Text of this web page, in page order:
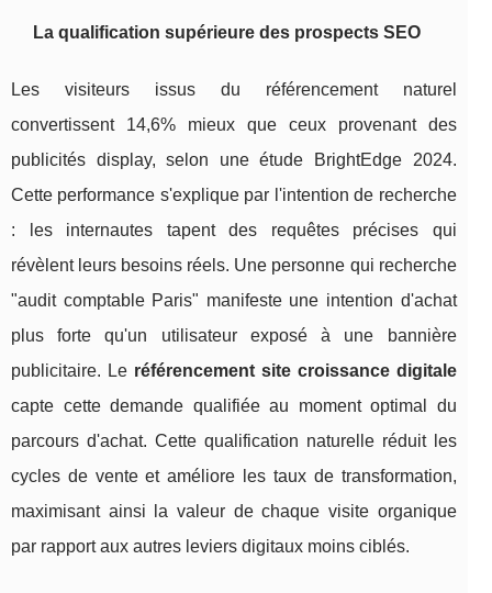
La qualification supérieure des prospects SEO
Les visiteurs issus du référencement naturel
convertissent 14,6% mieux que ceux provenant des
publicités display, selon une étude BrightEdge 2024.
Cette performance s'explique par l'intention de recherche
: les internautes tapent des requêtes précises qui
révèlent leurs besoins réels. Une personne qui recherche
"audit comptable Paris" manifeste une intention d'achat
plus forte qu'un utilisateur exposé à une bannière
publicitaire. Le référencement site croissance digitale
capte cette demande qualifiée au moment optimal du
parcours d'achat. Cette qualification naturelle réduit les
cycles de vente et améliore les taux de transformation,
maximisant ainsi la valeur de chaque visite organique
par rapport aux autres leviers digitaux moins ciblés.